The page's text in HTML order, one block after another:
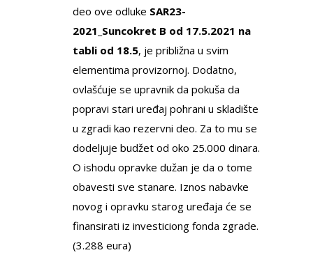
deo ove odluke SAR23-
2021_Suncokret B od 17.5.2021 na
tabli od 18.5, je približna u svim
elementima provizornoj. Dodatno,
ovlašćuje se upravnik da pokuša da
popravi stari uređaj pohrani u skladište
u zgradi kao rezervni deo. Za to mu se
dodeljuje budžet od oko 25.000 dinara.
O ishodu opravke dužan je da o tome
obavesti sve stanare. Iznos nabavke
novog i opravku starog uređaja će se
finansirati iz investiciong fonda zgrade.
(3.288 eura)